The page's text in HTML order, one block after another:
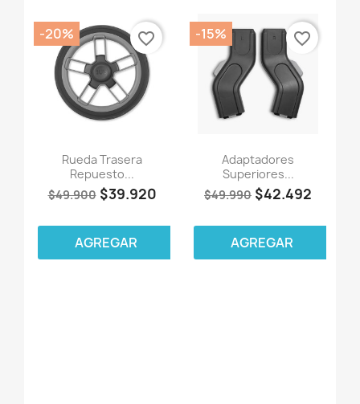
Rueda Trasera
Repuesto...
$49.900 $39.920
-20%
AGREGAR
favorite_border
Adaptadores
Superiores...
$49.990 $42.492
-15%
AGREGAR
favorite_border